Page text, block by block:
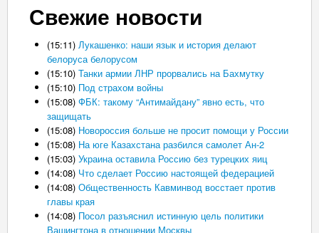
Свежие новости
(15:11) Лукашенко: наши язык и история делают
белоруса белорусом
(15:10) Танки армии ЛНР прорвались на Бахмутку
(15:10) Под страхом войны
(15:08) ФБК: такому “Антимайдану” явно есть, что
защищать
(15:08) Новороссия больше не просит помощи у России
(15:08) На юге Казахстана разбился самолет Ан-2
(15:03) Украина оставила Россию без турецких яиц
(14:08) Что сделает Россию настоящей федерацией
(14:08) Общественность Кавминвод восстает против
главы края
(14:08) Посол разъяснил истинную цель политики
Вашингтона в отношении Москвы